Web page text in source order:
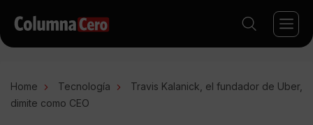
Home Tecnología
Travis Kalanick, el fundador de Uber,
dimite como CEO